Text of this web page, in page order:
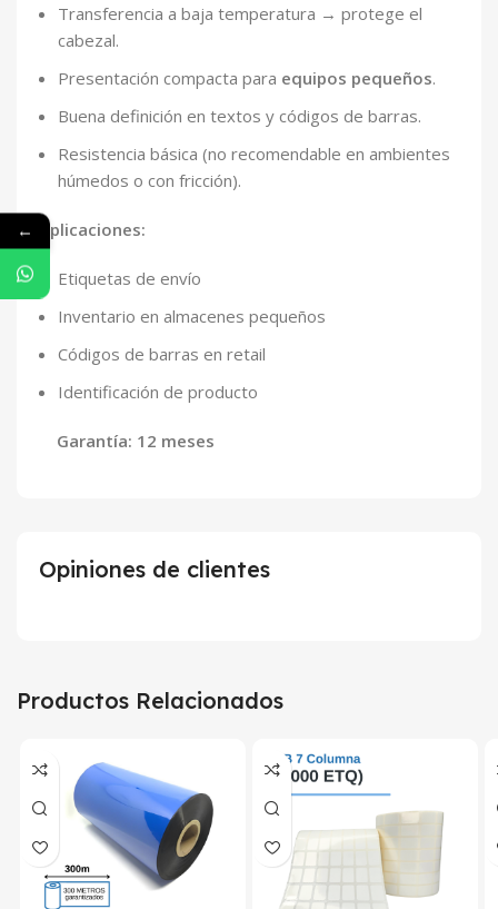
Transferencia a baja temperatura → protege el
cabezal.
Presentación compacta para equipos pequeños.
Buena definición en textos y códigos de barras.
Resistencia básica (no recomendable en ambientes
húmedos o con fricción).
Aplicaciones:
Etiquetas de envío
Inventario en almacenes pequeños
Códigos de barras en retail
Identificación de producto
Garantía: 12 meses
Opiniones de clientes
Productos Relacionados
←